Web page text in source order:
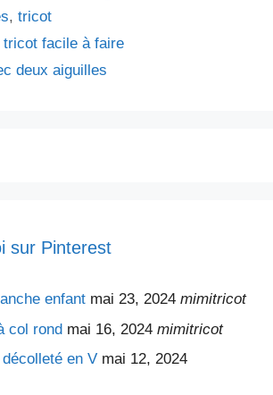
, tricot
tricot facile à faire
deux aiguilles
sur Pinterest
enfant mai 23, 2024 mimitricot
col rond mai 16, 2024 mimitricot
en V mai 12, 2024